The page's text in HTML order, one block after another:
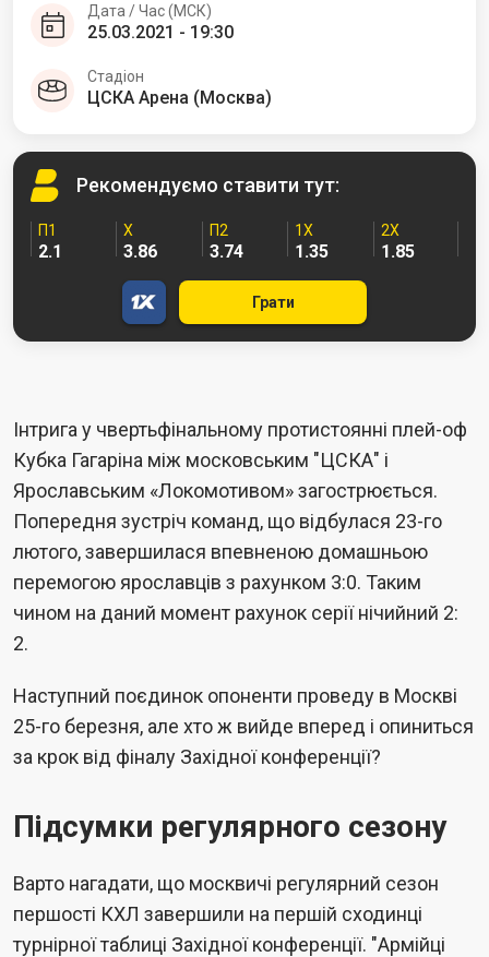
Дата / Час (МСК)
25.03.2021 - 19:30
Стадіон
ЦСКА Арена (Москва)
Рекомендуємо ставити тут:
П1
2.1
Х
3.86
П2
3.74
1X
1.35
2X
1.85
Грати
Інтрига у чвертьфінальному протистоянні плей-оф
Кубка Гагаріна між московським "ЦСКА" і
Ярославським «Локомотивом» загострюється.
Попередня зустріч команд, що відбулася 23-го
лютого, завершилася впевненою домашньою
перемогою ярославців з рахунком 3:0. Таким
чином на даний момент рахунок серії нічийний 2:
2.
Наступний поєдинок опоненти проведу в Москві
25-го березня, але хто ж вийде вперед і опиниться
за крок від фіналу Західної конференції?
Підсумки регулярного сезону
Варто нагадати, що москвичі регулярний сезон
першості КХЛ завершили на першій сходинці
турнірної таблиці Західної конференції. "Армійці